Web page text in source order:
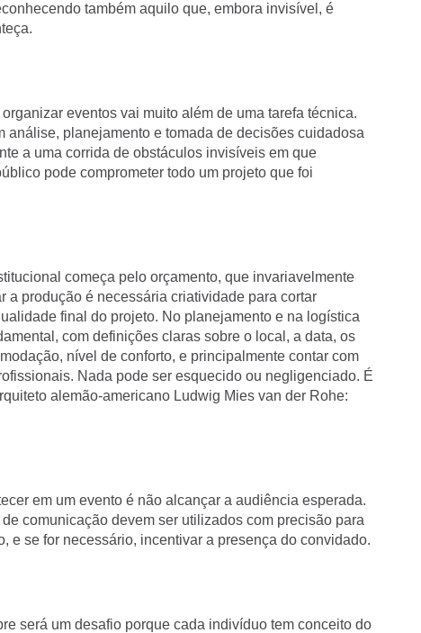
também aquilo que, embora invisível, é
eventos vai muito além de uma tarefa técnica.
análise, planejamento e tomada de decisões cuidadosa
a uma corrida de obstáculos invisíveis em que
pode comprometer todo um projeto que foi
começa pelo orçamento, que invariavelmente
a produção é necessária criatividade para cortar
final do projeto. No planejamento e na logística
com definições claras sobre o local, a data, os
nível de conforto, e principalmente contar com
Nada pode ser esquecido ou negligenciado. É
alemão-americano Ludwig Mies van der Rohe:
em um evento é não alcançar a audiência esperada.
comunicação devem ser utilizados com precisão para
e se for necessário, incentivar a presença do convidado.
será um desafio porque cada indivíduo tem conceito do